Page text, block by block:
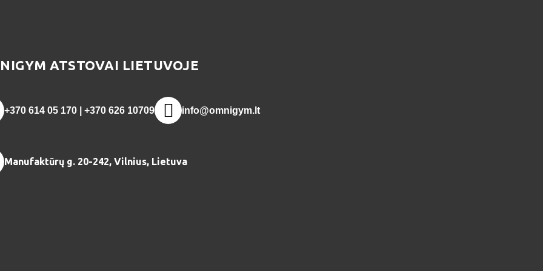
ATSTOVAI LIETUVOJE
+370 614 05 170 | +370 626 10709 info@omnigym.lt
Manufaktūrų g. 20-242, Vilnius, Lietuva